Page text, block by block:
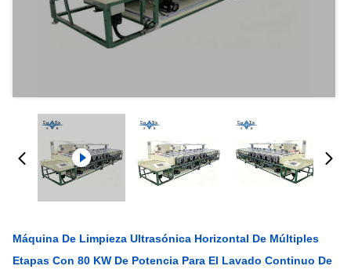
Máquina De Limpieza Ultrasónica Horizontal De Múltiples
Etapas Con 80 KW De Potencia Para El Lavado Continuo De